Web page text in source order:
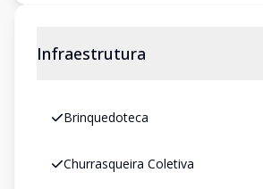
Infraestrutura
Brinquedoteca
Churrasqueira Coletiva